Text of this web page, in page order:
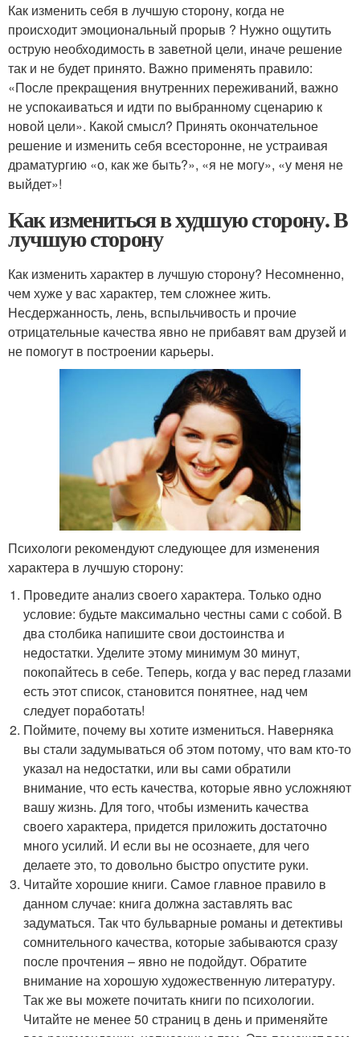
Как изменить себя в лучшую сторону, когда не
происходит эмоциональный прорыв ? Нужно ощутить
острую необходимость в заветной цели, иначе решение
так и не будет принято. Важно применять правило:
«После прекращения внутренних переживаний, важно
не успокаиваться и идти по выбранному сценарию к
новой цели». Какой смысл? Принять окончательное
решение и изменить себя всесторонне, не устраивая
драматургию «о, как же быть?», «я не могу», «у меня не
выйдет»!
Как измениться в худшую сторону. В
лучшую сторону
Как изменить характер в лучшую сторону? Несомненно,
чем хуже у вас характер, тем сложнее жить.
Несдержанность, лень, вспыльчивость и прочие
отрицательные качества явно не прибавят вам друзей и
не помогут в построении карьеры.
Психологи рекомендуют следующее для изменения
характера в лучшую сторону:
Проведите анализ своего характера. Только одно
условие: будьте максимально честны сами с собой. В
два столбика напишите свои достоинства и
недостатки. Уделите этому минимум 30 минут,
покопайтесь в себе. Теперь, когда у вас перед глазами
есть этот список, становится понятнее, над чем
следует поработать!
Поймите, почему вы хотите измениться. Наверняка
вы стали задумываться об этом потому, что вам кто-то
указал на недостатки, или вы сами обратили
внимание, что есть качества, которые явно усложняют
вашу жизнь. Для того, чтобы изменить качества
своего характера, придется приложить достаточно
много усилий. И если вы не осознаете, для чего
делаете это, то довольно быстро опустите руки.
Читайте хорошие книги. Самое главное правило в
данном случае: книга должна заставлять вас
задуматься. Так что бульварные романы и детективы
сомнительного качества, которые забываются сразу
после прочтения – явно не подойдут. Обратите
внимание на хорошую художественную литературу.
Так же вы можете почитать книги по психологии.
Читайте не менее 50 страниц в день и применяйте